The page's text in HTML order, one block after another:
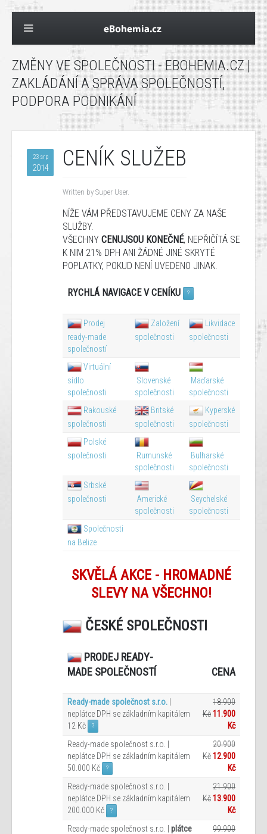
ZMĚNY VE SPOLEČNOSTI - EBOHEMIA.CZ |
ZAKLÁDÁNÍ A SPRÁVA SPOLEČNOSTÍ,
PODPORA PODNIKÁNÍ
23 srp
2014 CENÍK SLUŽEB
Written by Super User.
NÍŽE VÁM PŘEDSTAVUJEME CENY ZA NAŠE
SLUŽBY.
VŠECHNY CENUJSOU KONEČNÉ, NEPŘIČÍTÁ SE
K NIM 21% DPH ANI ŽÁDNÉ JINÉ SKRYTÉ
POPLATKY, POKUD NENÍ UVEDENO JINAK.
RYCHLÁ NAVIGACE V CENÍKU ?
Prodej
ready-made
společností
Založení
společnosti
Likvidace
společnosti
Virtuální
sídlo
společnosti
Slovenské
společnosti
Maďarské
společnosti
Rakouské
společnosti
Britské
společnosti
Kyperské
společnosti
Polské
společnosti
Rumunské
společnosti
Bulharské
společnosti
Srbské
společnosti
Americké
společnosti
Seychelské
společnosti
Společnosti
na Belize
SKVĚLÁ AKCE - HROMADNÉ
SLEVY NA VŠECHNO!
ČESKÉ SPOLEČNOSTI
PRODEJ READY-
MADE SPOLEČNOSTÍ
CENA
Ready-made společnost s.r.o.
neplátce DPH se základním kapitálem
12 Kč
?
18.900
Kč11.900
Kč
Ready-made společnost s.r.o. |
neplátce DPH se základním kapitálem
50.000 Kč
?
20.900
Kč12.900
Kč
Ready-made společnost s.r.o. |
neplátce DPH se základním kapitálem
200.000 Kč
?
21.900
Kč13.900
Kč
Ready-made společnost s.r.o. | plátce
99.900